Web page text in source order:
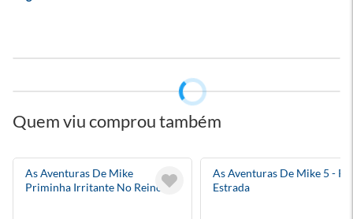
Quem viu comprou também
As Aventuras De Mike
Priminha Irritante No Reino
As Aventuras De Mike 5 - Pé
Estrada